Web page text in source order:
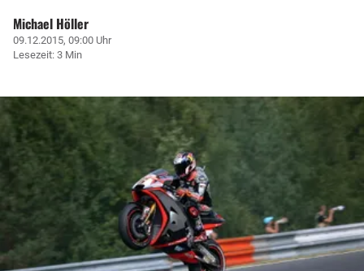
Michael Höller
09.12.2015, 09:00 Uhr
Lesezeit: 3 Min